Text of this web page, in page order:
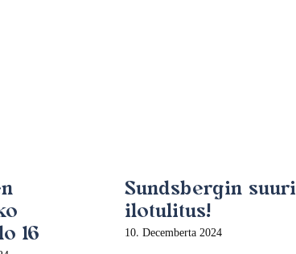
16
Sundsbergin suuri
ilotulitus!
10. Decemberta 2024